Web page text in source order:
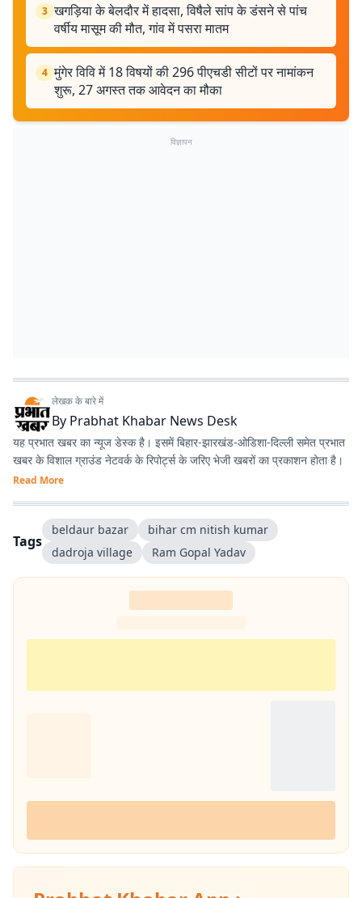
3 खगड़िया के बेलदौर में हादसा, विषैले सांप के डंसने से पांच
वर्षीय मासूम की मौत, गांव में पसरा मातम
4 मुंगेर विवि में 18 विषयों की 296 पीएचडी सीटों पर नामांकन
शुरू, 27 अगस्त तक आवेदन का मौका
विज्ञापन
लेखक के बारे में
By Prabhat Khabar News Desk
यह प्रभात खबर का न्यूज डेस्क है। इसमें बिहार-झारखंड-ओडिशा-दिल्‍ली समेत प्रभात
खबर के विशाल ग्राउंड नेटवर्क के रिपोर्ट्स के जरिए भेजी खबरों का प्रकाशन होता है।
Read More
Tags
beldaur bazar
bihar cm nitish kumar
dadroja village
Ram Gopal Yadav